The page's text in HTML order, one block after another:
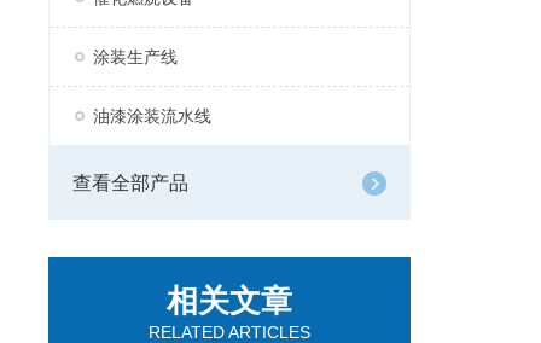
涂装生产线
油漆涂装流水线
查看全部产品
相关文章
RELATED ARTICLES